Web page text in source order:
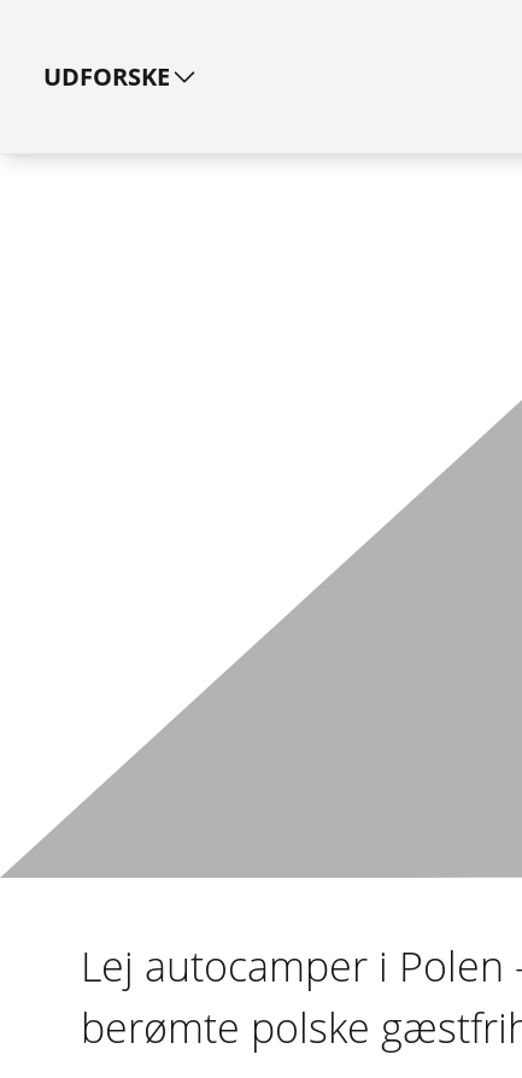
UDFORSKE
Lej autocamper i
berømte polske